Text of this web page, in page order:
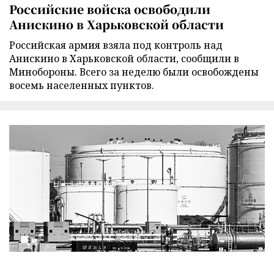
Российские войска освободили
Анискино в Харьковской области
Российская армия взяла под контроль над
Анискино в Харьковской области, сообщили в
Минобороны. Всего за неделю были освобождены
восемь населенных пунктов.